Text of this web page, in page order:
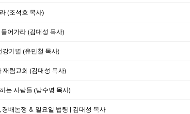
(조석호 목사)
어가라 (김대성 목사)
기별 (유민철 목사)
재림교회 (김대성 목사)
는 사람들 (남수명 목사)
경배논쟁 & 일요일 법령 | 김대성 목사